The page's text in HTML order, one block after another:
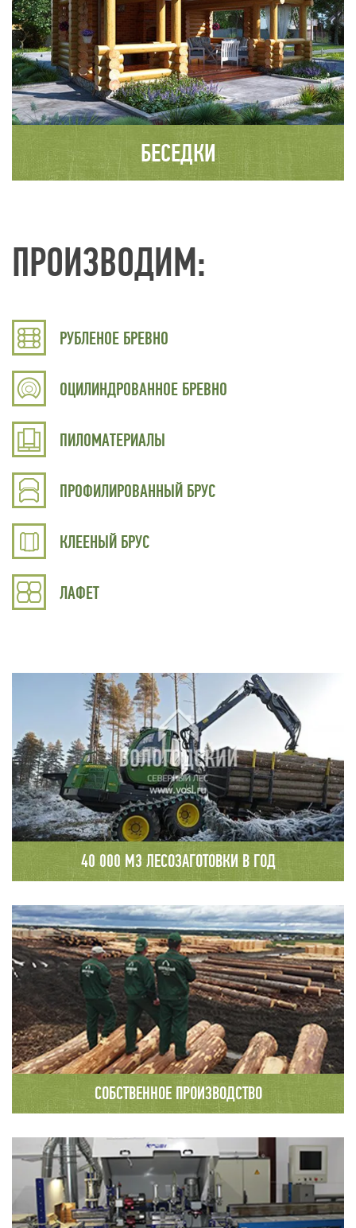
БЕСЕДКИ
ПРОИЗВОДИМ:
РУБЛЕНОЕ БРЕВНО
ОЦИЛИНДРОВАННОЕ БРЕВНО
ПИЛОМАТЕРИАЛЫ
ПРОФИЛИРОВАННЫЙ БРУС
КЛЕЕНЫЙ БРУС
ЛАФЕТ
40 000 М3 ЛЕСОЗАГОТОВКИ В ГОД
"Вологодский Северный Лес» осуществляет на
севере границ Вологодской и Архангельской
областей. Ежегодно в переработке
предприятия находится порядка 40000
кубометров древесины.
СОБСТВЕННОЕ ПРОИЗВОДСТВО
«Вологодский Северный Лес» находится в
районном центре Сямжа Вологодской области,
в 50 метрах от
федеральной трассы М8 Москва-Архангельск.